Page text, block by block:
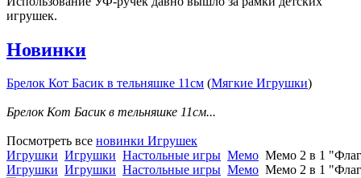
игрушек.
Новинки
Брелок Кот Басик в тельняшке 11см (Мягкие Игрушки)
Брелок Кот Басик в тельняшке 11см...
Посмотреть все новинки Игрушек
Игрушки Игрушки Настольные игры Мемо Мемо 2 в 1
Игрушки Игрушки Настольные игры Мемо Мемо 2 в 1